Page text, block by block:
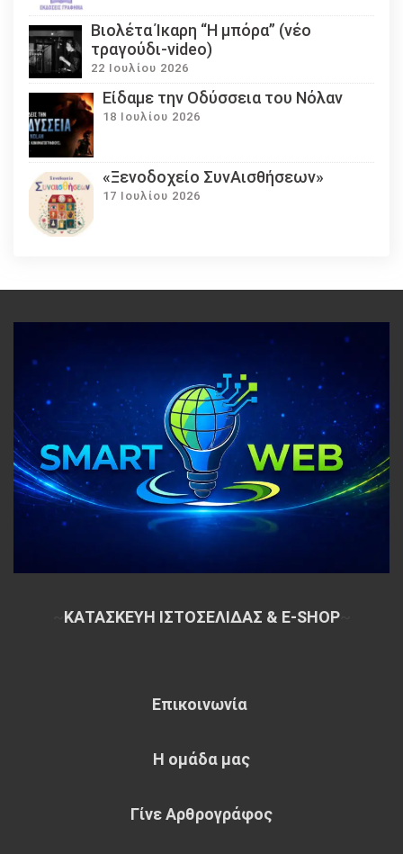
Βιολέτα Ίκαρη “Η μπόρα” (νέο
τραγούδι-video)
22 Ιουλίου 2026
Eίδαμε την Οδύσσεια του Νόλαν
18 Ιουλίου 2026
«Ξενοδοχείο ΣυνΑισθήσεων»
17 Ιουλίου 2026
ΚΑΤΑΣΚΕΥΗ ΙΣΤΟΣΕΛΙΔΑΣ & E-SHOP~
Επικοινωνία
Η ομάδα μας
Γίνε Αρθρογράφος